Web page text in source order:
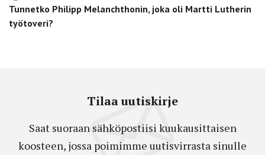
Tunnetko Philipp Melanchthonin, joka oli Martti Lutherin
työtoveri?
Tilaa uutiskirje
Saat suoraan sähköpostiisi kuukausittaisen
koosteen, jossa poimimme uutisvirrasta sinulle